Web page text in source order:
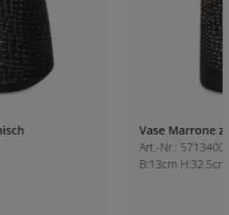
Vase Marrone
Art.-Nr.: 5713400
B:13cm H:32.5cm